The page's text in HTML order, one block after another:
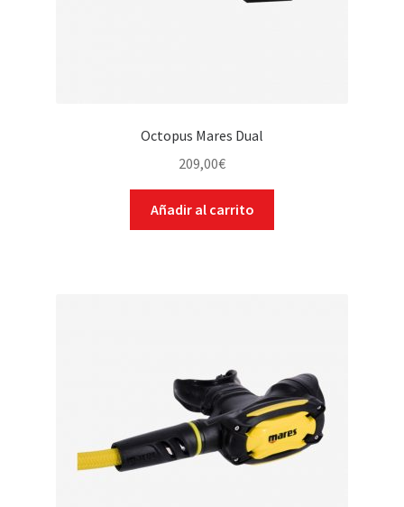
Octopus Mares Dual
209,00€
Añadir al carrito